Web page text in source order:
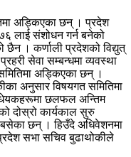
अड्किएका छन् । प्रदेश
लाई संशोधन गर्न बनेको
। कर्णाली प्रदेशको विद्युत्
सेवा सम्बन्धमा व्यवस्था
अड्किएका छन् ।
अनुसार विषयगत समितिमा
छलफल अन्तिम
दोस्रो कार्यकाल सुरु
छन् । हिउँदे अधिवेशनमा
सभा सचिव बुढाथोकीले